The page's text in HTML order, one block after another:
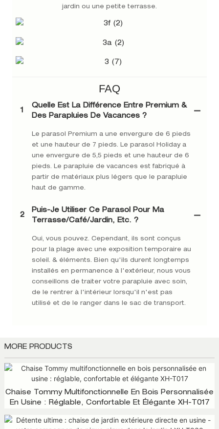
jardin ou une petite terrasse.
FAQ
1
Quelle Est La Différence Entre Premium &
Des Parapluies De Vacances ?
Le parasol Premium a une envergure de 6 pieds
et une hauteur de 7 pieds. Le parasol Holiday a
une envergure de 5,5 pieds et une hauteur de 6
pieds. Le parapluie de vacances est fabriqué à
partir de matériaux plus légers que le parapluie
haut de gamme.
2
Puis-Je Utiliser Ce Parasol Pour Ma
Terrasse/café/jardin, Etc. ?
Oui, vous pouvez. Cependant, ils sont conçus
pour la plage avec une exposition temporaire au
soleil. & éléments. Bien qu'ils durent longtemps
installés en permanence à l'extérieur, nous vous
conseillons de traiter votre parapluie avec soin,
de le rentrer à l'intérieur lorsqu'il n'est pas
utilisé et de le ranger dans le sac de transport.
MORE PRODUCTS
Chaise Tommy Multifonctionnelle En Bois Personnalisée
En Usine : Réglable, Confortable Et Élégante XH-T017